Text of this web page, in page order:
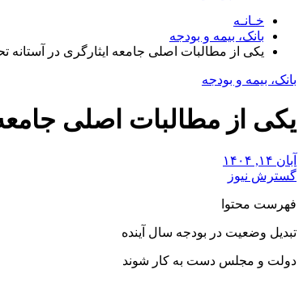
خـانـه
بانک، بیمه و بودجه
یکی از مطالبات اصلی جامعه ایثارگری در آستانه
بانک، بیمه و بودجه
یکی از مطالبات اصلی
آبان ۱۴, ۱۴۰۴
گسترش نیوز
فهرست محتوا
تبدیل وضعیت در بودجه سال آینده
دولت و مجلس دست به کار شوند